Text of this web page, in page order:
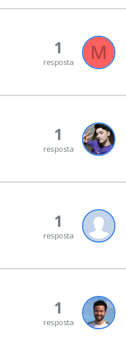
1
resposta
1
resposta
1
resposta
1
resposta